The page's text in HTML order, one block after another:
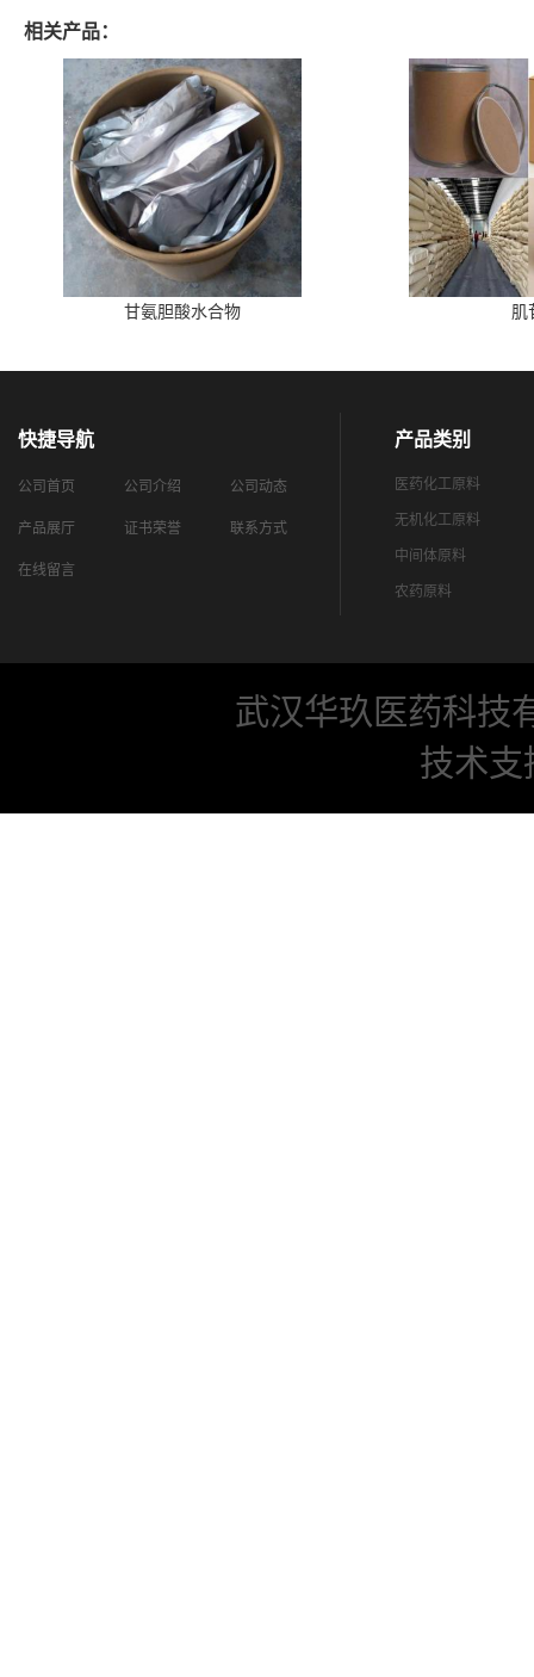
相关产品：
甘氨胆酸水合物 肌
快捷导航
公司首页 公司介绍 公司动态
产品展厅 证书荣誉 联系方式
在线留言
产品类别
医药化工原料
无机化工原料
中间体原料
农药原料
武汉华玖医药科技
技术